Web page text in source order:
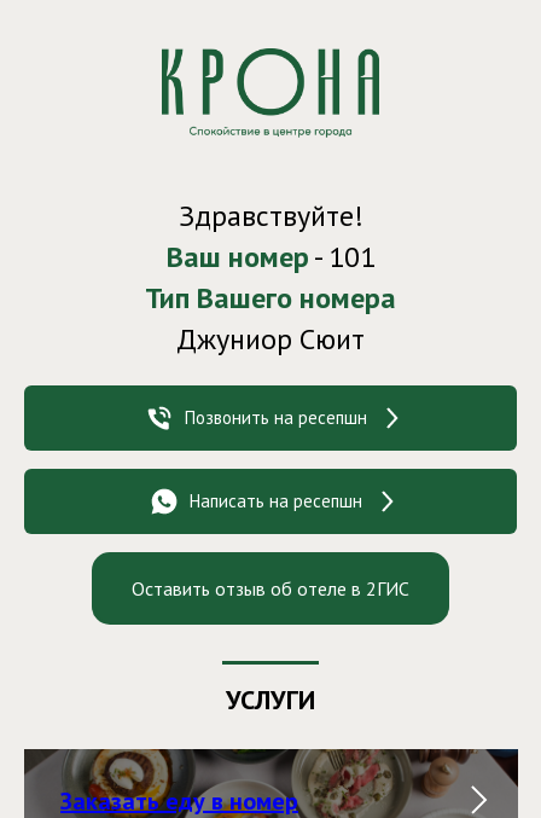
Здравствуйте!
Ваш номер- 101
Тип Вашего номера
Джуниор Сюит
Позвонить на ресепшн
Написать на ресепшн
Оставить отзыв об отеле в 2ГИС
УСЛУГИ
Заказать еду в номер